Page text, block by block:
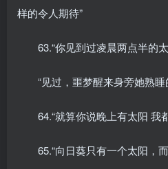
样的令人期待”
63.“你见到过凌晨两点半的
“见过，噩梦醒来身旁她熟睡
64.“就算你说晚上有太阳 我
65.“向日葵只有一个太阳，